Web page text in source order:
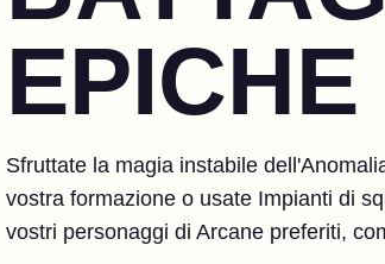
EPICHE
Sfruttate la magia instabile
vostra formazione o usate Impianti di
vostri personaggi di Arcane preferiti,